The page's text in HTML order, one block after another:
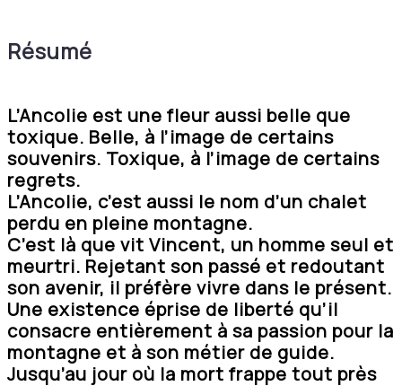
Résumé
L’Ancolie est une fleur aussi belle que
toxique. Belle, à l’image de certains
souvenirs. Toxique, à l’image de certains
regrets.
L’Ancolie, c’est aussi le nom d’un chalet
perdu en pleine montagne.
C’est là que vit Vincent, un homme seul et
meurtri. Rejetant son passé et redoutant
son avenir, il préfère vivre dans le présent.
Une existence éprise de liberté qu’il
consacre entièrement à sa passion pour la
montagne et à son métier de guide.
Jusqu’au jour où la mort frappe tout près